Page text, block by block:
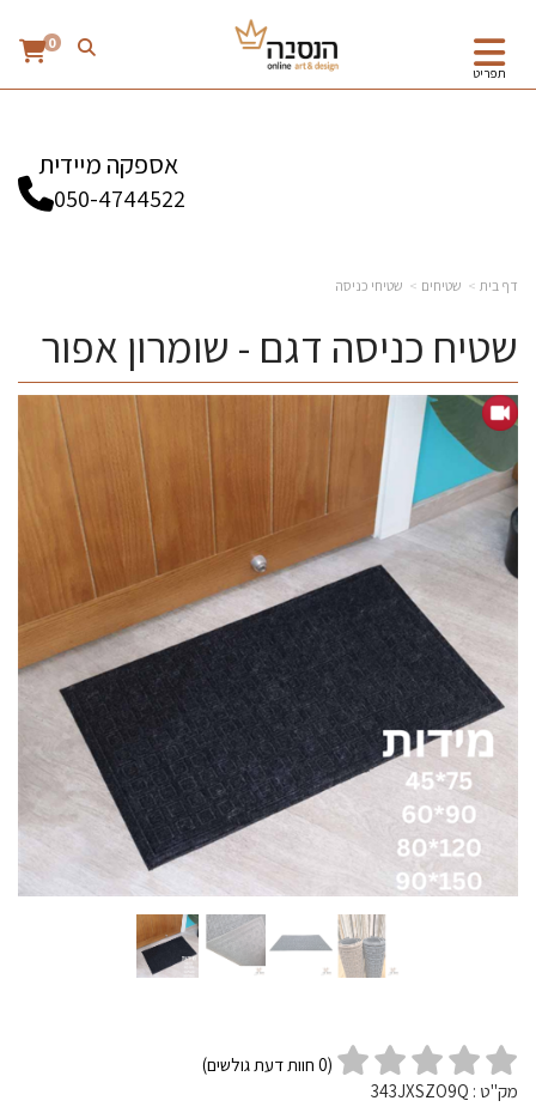
תפריט
0
אספקה מיידית
050-4744522
דף בית שטיחים שטיחי כניסה
שטיח כניסה דגם - שומרון אפור
(
0 חוות דעת גולשים)
מק"ט : 343JXSZO9Q